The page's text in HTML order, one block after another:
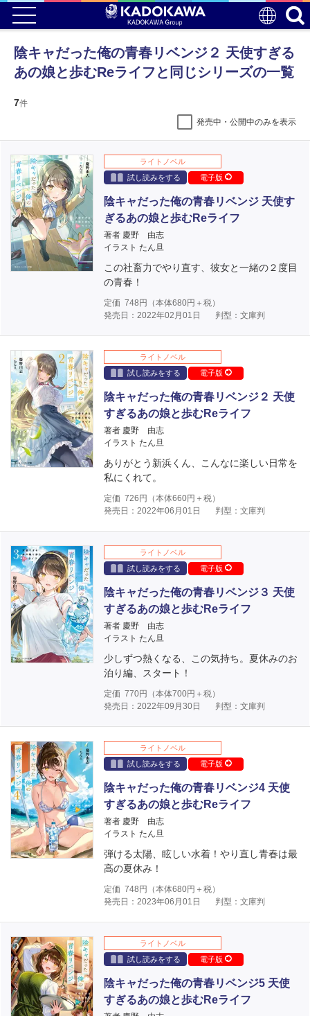
陰キャだった俺の青春リベンジ２ 天使すぎる
あの娘と歩むReライフと同じシリーズの一覧
7件
発売中・公開中のみを表示
ライトノベル
試し読みをする
電子版
陰キャだった俺の青春リベンジ 天使す
ぎるあの娘と歩むReライフ
著者 慶野 由志
イラスト たん旦
この社畜力でやり直す、彼女と一緒の２度目
の青春！
定価 748 円（本体680円＋税）
発売日：2022年02月01日
判型：文庫判
ライトノベル
試し読みをする
電子版
陰キャだった俺の青春リベンジ２ 天使
すぎるあの娘と歩むReライフ
著者 慶野 由志
イラスト たん旦
ありがとう新浜くん、こんなに楽しい日常を
私にくれて。
定価 726 円（本体660円＋税）
発売日：2022年06月01日
判型：文庫判
ライトノベル
試し読みをする
電子版
陰キャだった俺の青春リベンジ３ 天使
すぎるあの娘と歩むReライフ
著者 慶野 由志
イラスト たん旦
少しずつ熱くなる、この気持ち。夏休みのお
泊り編、スタート！
定価 770円（本体700円＋税）
発売日：2022年09月30日
判型：文庫判
ライトノベル
試し読みをする
電子版
陰キャだった俺の青春リベンジ4 天使
すぎるあの娘と歩むReライフ
著者 慶野 由志
イラスト たん旦
弾ける太陽、眩しい水着！やり直し青春は最
高の夏休み！
定価 748 円（本体680円＋税）
発売日：2023年06月01日
判型：文庫判
ライトノベル
試し読みをする
電子版
陰キャだった俺の青春リベンジ5 天使
すぎるあの娘と歩むReライフ